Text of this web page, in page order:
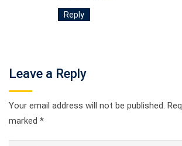
Reply
Leave a Reply
Your email address will not be published.
marked *